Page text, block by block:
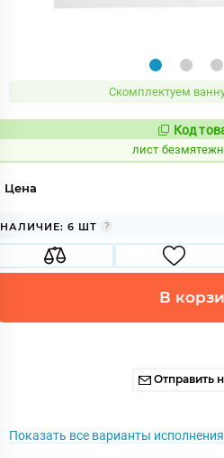
Скомплектуем
Код
лист
Цена
НАЛИЧИЕ: 6 ШТ
В
Отправить
Показать все варианты